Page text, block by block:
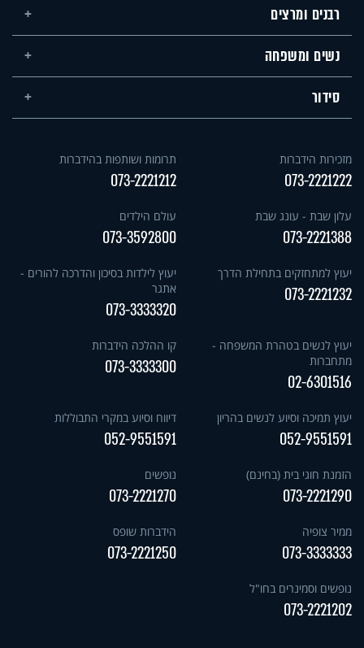
רבנים ומרצים
נשים ומשפחה
סידור
מזכירות הידברות
073-2221222
תרומות ושותפות בהידברות
073-2221212
עלון שבת - עונג שבת
073-2221388
עולם הילדים
073-3592800
יעוץ למתחזקים בתחילת הדרך
073-2221232
יעוץ לילדות בסיכון והדרכה להורים -
אתגר
073-3333320
יעוץ לנשים בטהרת המשפחה -
מתחברות
02-6301516
קו ההלכה הידברות
073-3333300
יעוץ תמיכה וסיוע לנשים בהריון
052-9551591
דיווח וסיוע במקרי התבוללות
052-9551591
הזמנת חוגי בית (בחינם)
073-2221290
נופשים
073-2221270
ממיר צופיה
073-3333333
הידברות שופס
073-2221250
נופשים וסמינרים בחו"ל
073-2221202